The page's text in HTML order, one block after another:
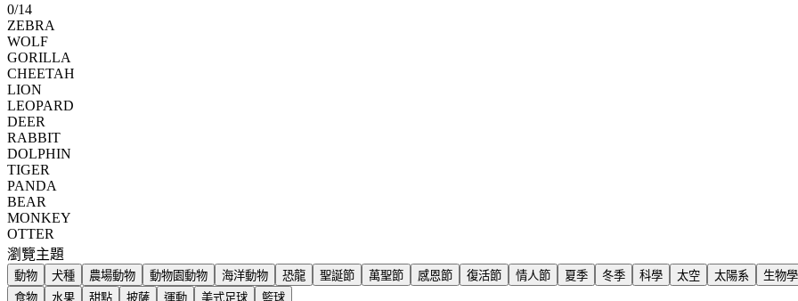
0/14
ZEBRA
WOLF
GORILLA
CHEETAH
LION
LEOPARD
DEER
RABBIT
DOLPHIN
TIGER
PANDA
BEAR
MONKEY
OTTER
瀏覽主題
動物 犬種 農場動物 動物園動物 海洋動物 恐龍 聖誕節 萬聖節 感恩節 復活節 情人節 夏季 冬季 科學 太空 太陽系 生物學
食物
水果 甜點 披薩 運動 美式足球 籃球